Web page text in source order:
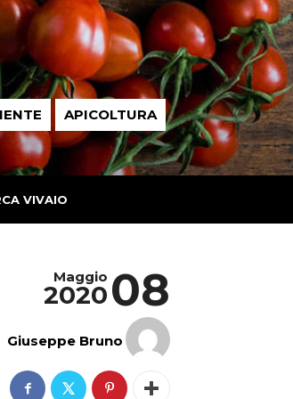
APICOLTURA
VIVAIO
08
Maggio
2020
Giuseppe Bruno